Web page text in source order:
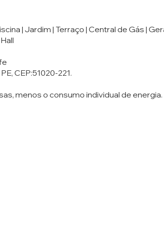
| Jardim | Terraço | Central de Gás |
CEP:51020-221.
menos o consumo individual de energia.